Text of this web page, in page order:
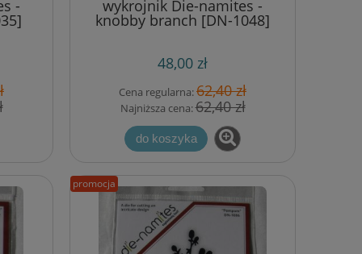
- wykrojnik Die-namites -
knobby branch [DN-1048]
48,00 zł
Cena regularna:62,40 zł
Najniższa cena:62,40 zł
do koszyka
promocja